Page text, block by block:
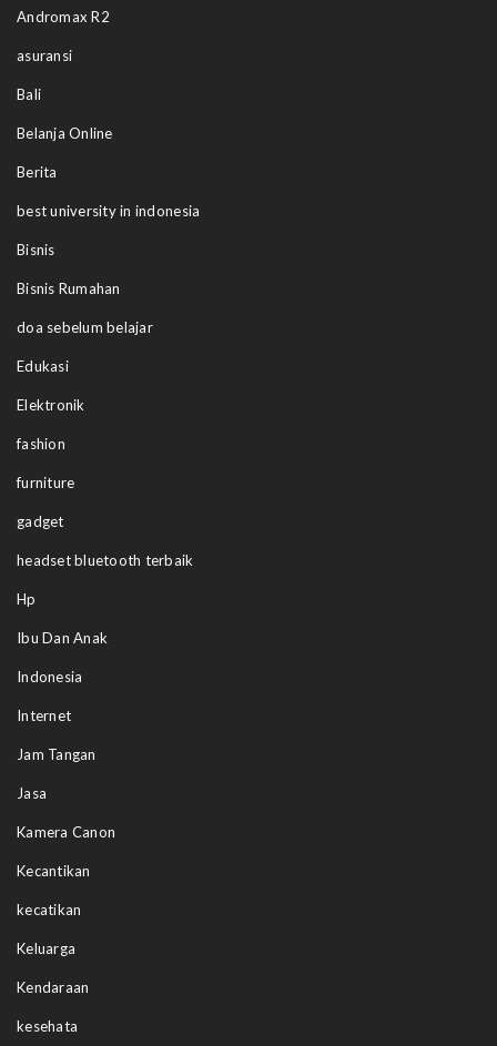
Andromax R2
asuransi
Bali
Belanja Online
Berita
best university in indonesia
Bisnis
Bisnis Rumahan
doa sebelum belajar
Edukasi
Elektronik
fashion
furniture
gadget
headset bluetooth terbaik
Hp
Ibu Dan Anak
Indonesia
Internet
Jam Tangan
Jasa
Kamera Canon
Kecantikan
kecatikan
Keluarga
Kendaraan
kesehata